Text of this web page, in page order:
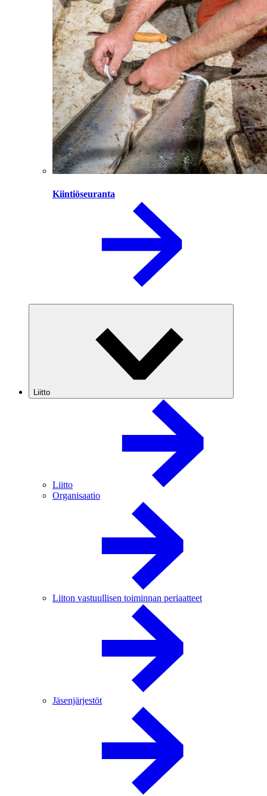
Kiintiöseuranta
Liitto
Liitto
Organisaatio
Liiton vastuullisen toiminnan periaatteet
Jäsenjärjestöt